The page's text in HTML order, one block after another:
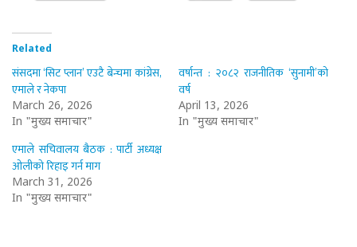
Related
संसदमा ‘सिट प्लान’ एउटै बेन्चमा कांग्रेस,
एमाले र नेकपा
March 26, 2026
In "मुख्य समाचार"
वर्षान्त : २०८२ राजनीतिक ‘सुनामी’को
वर्ष
April 13, 2026
In "मुख्य समाचार"
एमाले सचिवालय बैठक : पार्टी अध्यक्ष
ओलीको रिहाइ गर्न माग
March 31, 2026
In "मुख्य समाचार"